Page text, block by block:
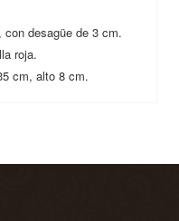
con desagüe de 3 cm.
roja.
cm, alto 8 cm.